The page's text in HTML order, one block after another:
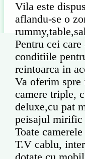
Vila este
aflandu-se o
Pentru cei
conditiile
reintoarca in
Va oferim spre
camere triple,
deluxe,cu pat
peisajul mirific
Toate
T.V cablu,